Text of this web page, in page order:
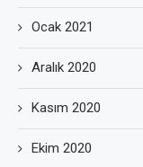
Ocak 2021
Aralık 2020
Kasım 2020
Ekim 2020